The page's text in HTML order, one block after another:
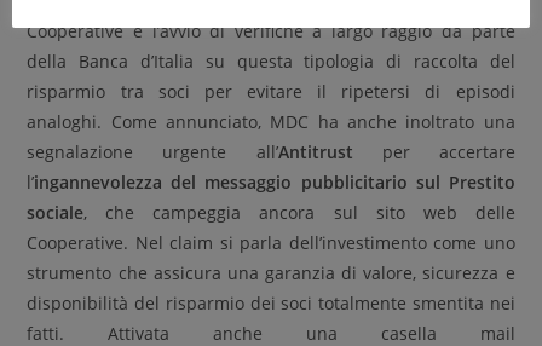
Cooperative e l’avvio di verifiche a largo raggio da parte
della Banca d’Italia su questa tipologia di raccolta del
risparmio tra soci per evitare il ripetersi di episodi
analoghi. Come annunciato, MDC ha anche inoltrato una
segnalazione urgente all’Antitrust per accertare
l’ingannevolezza del messaggio pubblicitario sul Prestito
sociale, che campeggia ancora sul sito web delle
Cooperative. Nel claim si parla dell’investimento come uno
strumento che assicura una garanzia di valore, sicurezza e
disponibilità del risparmio dei soci totalmente smentita nei
fatti. Attivata anche una casella mail